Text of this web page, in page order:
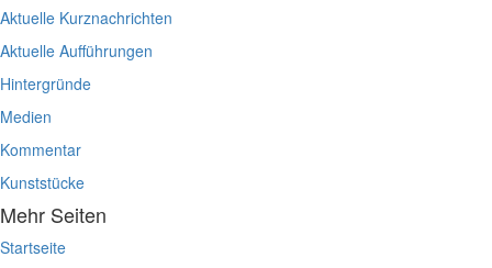
Aktuelle Kurznachrichten
Aktuelle Aufführungen
Hintergründe
Medien
Kommentar
Kunststücke
Mehr Seiten
Startseite